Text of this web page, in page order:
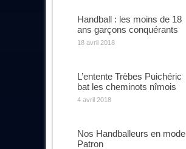
Handball : les moins de 18
ans garçons conquérants
18 avril 2018
L’entente Trèbes Puichéric
bat les cheminots nîmois
4 avril 2018
Nos Handballeurs en mode
Patron